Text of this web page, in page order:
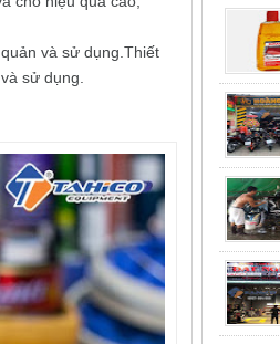
và sử dụng.Thiết
sử dụng.